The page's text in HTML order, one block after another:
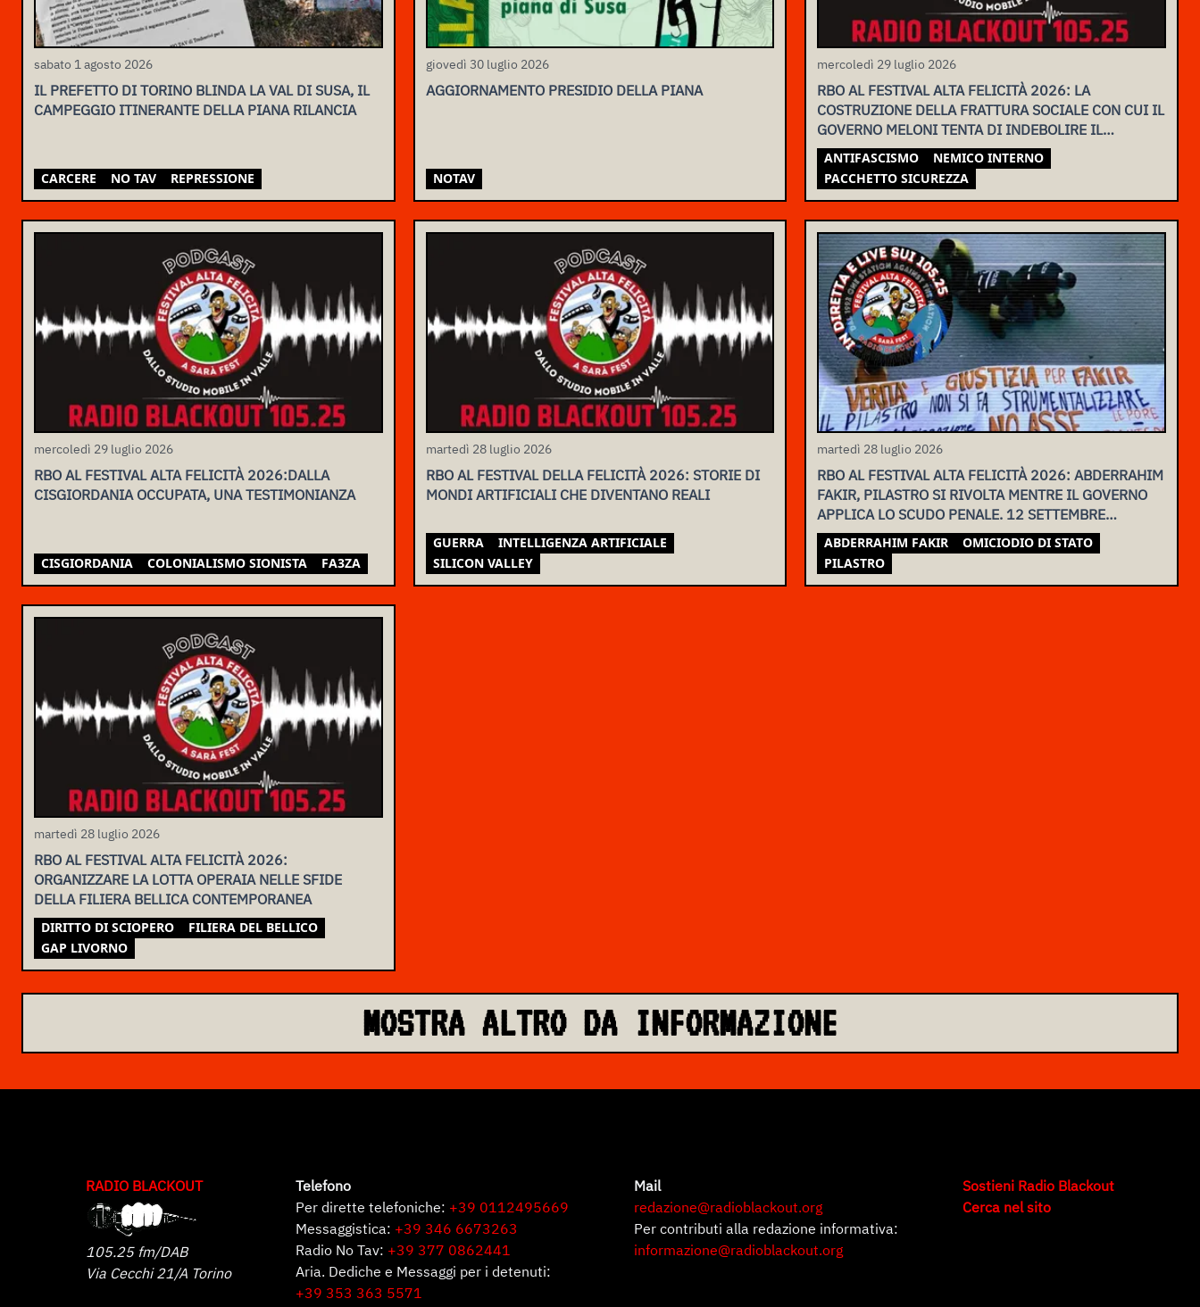
sabato 1 agosto 2026
IL PREFETTO DI TORINO BLINDA LA VAL DI SUSA, IL
CAMPEGGIO ITINERANTE DELLA PIANA RILANCIA
CARCERE NO TAV REPRESSIONE
giovedì 30 luglio 2026
AGGIORNAMENTO PRESIDIO DELLA PIANA
NOTAV
mercoledì 29 luglio 2026
RBO AL FESTIVAL ALTA FELICITÀ 2026: LA
COSTRUZIONE DELLA FRATTURA SOCIALE CON CUI IL
GOVERNO MELONI TENTA DI INDEBOLIRE IL
MOVIMENTO
ANTIFASCISMO
NEMICO INTERNO
PACCHETTO SICUREZZA
mercoledì 29 luglio 2026
RBO AL FESTIVAL ALTA FELICITÀ 2026:DALLA
CISGIORDANIA OCCUPATA, UNA TESTIMONIANZA
CISGIORDANIA COLONIALISMO SIONISTA FA3ZA
martedì 28 luglio 2026
RBO AL FESTIVAL DELLA FELICITÀ 2026: STORIE DI
MONDI ARTIFICIALI CHE DIVENTANO REALI
GUERRA
INTELLIGENZA ARTIFICIALE
SILICON VALLEY
martedì 28 luglio 2026
RBO AL FESTIVAL ALTA FELICITÀ 2026: ABDERRAHIM
FAKIR, PILASTRO SI RIVOLTA MENTRE IL GOVERNO
APPLICA LO SCUDO PENALE. 12 SETTEMBRE
ASSEMBLEA NAZIONALE
ABDERRAHIM FAKIR
OMICIODIO DI STATO
PILASTRO
martedì 28 luglio 2026
RBO AL FESTIVAL ALTA FELICITÀ 2026:
ORGANIZZARE LA LOTTA OPERAIA NELLE SFIDE
DELLA FILIERA BELLICA CONTEMPORANEA
DIRITTO DI SCIOPERO
FILIERA DEL BELLICO
GAP LIVORNO
MOSTRA ALTRO DA INFORMAZIONE
RADIO BLACKOUT
105.25 fm/DAB
Via Cecchi 21/A Torino
Telefono
Per dirette telefoniche: +39 0112495669
Messaggistica: +39 346 6673263
Radio No Tav: +39 377 0862441
Aria. Dediche e Messaggi per i detenuti:
+39 353 363 5571
Mail
redazione@radioblackout.org
Per contributi alla redazione informativa:
informazione@radioblackout.org
Sostieni Radio Blackout
Cerca nel sito